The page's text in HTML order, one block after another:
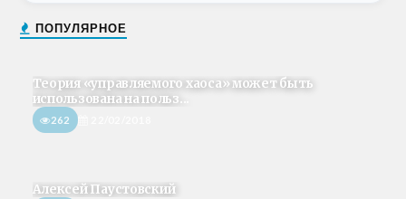
ПОПУЛЯРНОЕ
Теория «управляемого хаоса» может быть
использована на польз...
262
Алексей Паустовский